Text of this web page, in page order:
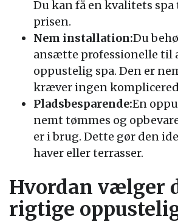
Du kan få en kvalitets
prisen.
Nem installation:Du
ansætte professionelle til
oppustelig spa. Den er
kræver ingen
Pladsbesparende:En
nemt tømmes og
er i brug. Dette gør den
haver eller terrasser.
Hvordan vælger
rigtige